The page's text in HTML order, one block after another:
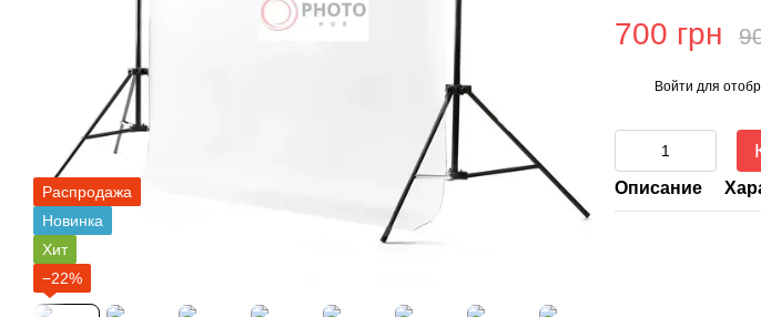
Распродажа
Новинка
Хит
−22%
700 грн
Войти для
Описание